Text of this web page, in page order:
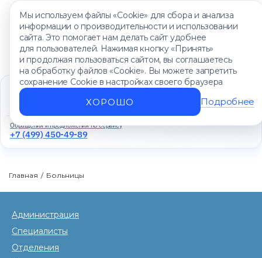
Мы используем файлы «Cookie» для сбора и анализа
информации о производительности и использовании
сайта. Это помогает нам делать сайт удобнее
для пользователей. Нажимая кнопку «Принять»
и продолжая пользоваться сайтом, вы соглашаетесь
на обработку файлов «Cookie». Вы можете запретить
сохранение Cookie в настройках своего браузера
ХОРОШО Подробнее
Единый контакт-центр
+7 (499) 450-88-89
Ежедневно с 8:00 до 20:00
Обращения и предложения по сервису
+7 (499) 450-49-89
Главная / Больницы
Администрация
Специалисты
Отделения